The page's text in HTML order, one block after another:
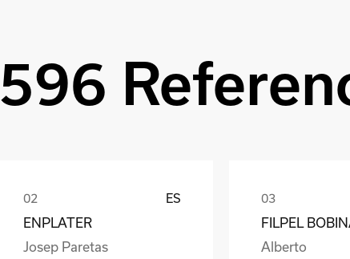
596
ES
ENPLATER
Josep Paretas
FILPEL
Alberto